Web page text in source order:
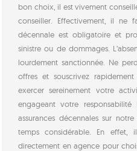
bon choix, il est vivement
conseiller. Effectivement, il ne
décennale est obligatoire et
sinistre ou de dommages.
lourdement sanctionnée. Ne
offres et souscrivez
exercer sereinement votre
engageant votre
assurances décennales sur
temps considérable. En effet,
directement en agence pour